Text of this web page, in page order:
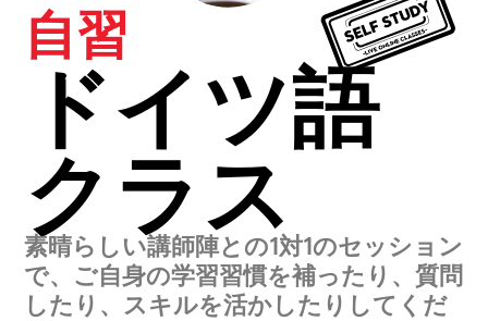
自習
ドイツ語
クラス
素晴らしい講師陣との1対1のセッション
で、ご自身の学習習慣を補ったり、質問
したり、スキルを活かしたりしてくだ